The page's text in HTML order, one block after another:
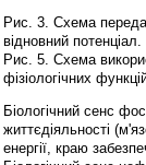
Рис. 3. Схема
відновний потенціал.
Рис. 5. Схема
фізіологічних
Біологічний сенс
життєдіяльності
енергії, краю